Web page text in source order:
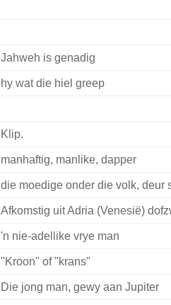
Jahweh is genadig
hy wat die hiel greep
Klip.
manhaftig, manlike, dapper
die moedige onder die volk, deur
Afkomstig uit Adria (Venesië)
'n nie-adellike vrye man
"Kroon" of "krans"
Die jong man, gewy aan Jupiter